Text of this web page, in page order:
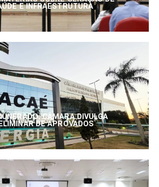
E INFRAESTRUTURA
CÂMARA DIVULGA
DE APROVADOS